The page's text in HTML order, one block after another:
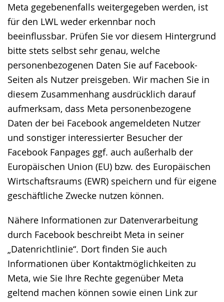
Meta gegebenenfalls weitergegeben werden, ist
für den LWL weder erkennbar noch
beeinflussbar. Prüfen Sie vor diesem Hintergrund
bitte stets selbst sehr genau, welche
personenbezogenen Daten Sie auf Facebook-
Seiten als Nutzer preisgeben. Wir machen Sie in
diesem Zusammenhang ausdrücklich darauf
aufmerksam, dass Meta personenbezogene
Daten der bei Facebook angemeldeten Nutzer
und sonstiger interessierter Besucher der
Facebook Fanpages ggf. auch außerhalb der
Europäischen Union (EU) bzw. des Europäischen
Wirtschaftsraums (EWR) speichern und für eigene
geschäftliche Zwecke nutzen können.
Nähere Informationen zur Datenverarbeitung
durch Facebook beschreibt Meta in seiner
„Datenrichtlinie“. Dort finden Sie auch
Informationen über Kontaktmöglichkeiten zu
Meta, wie Sie Ihre Rechte gegenüber Meta
geltend machen können sowie einen Link zur